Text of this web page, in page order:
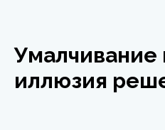
Умалчивание
иллюзия